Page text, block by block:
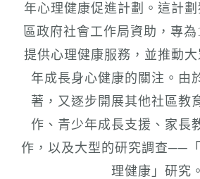
年心理健康促進計劃。這計
區政府社會工作局資助，專
提供心理健康服務，並推動
年成長身心健康的關注。由
著，又逐步開展其他社區教
作、青少年成長支援、家長
作，以及大型的研究調查──
理健康」研究。